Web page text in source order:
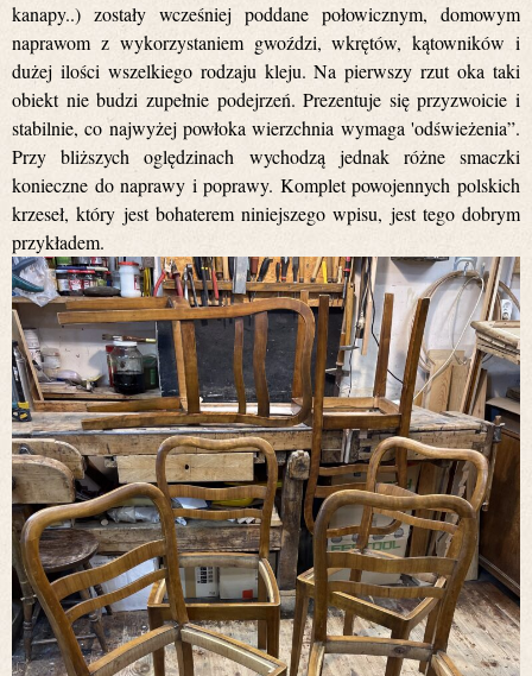
kanapy..) zostały wcześniej poddane połowicznym, domowym
naprawom z wykorzystaniem gwoździ, wkrętów, kątowników i
dużej ilości wszelkiego rodzaju kleju. Na pierwszy rzut oka taki
obiekt nie budzi zupełnie podejrzeń. Prezentuje się przyzwoicie i
stabilnie, co najwyżej powłoka wierzchnia wymaga 'odświeżenia”.
Przy bliższych oględzinach wychodzą jednak różne smaczki
konieczne do naprawy i poprawy. Komplet powojennych polskich
krzeseł, który jest bohaterem niniejszego wpisu, jest tego dobrym
przykładem.